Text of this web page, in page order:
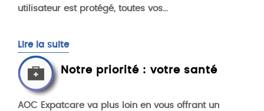
utilisateur est protégé, toutes vos...
Lire la suite
Notre priorité : votre santé
AOC Expatcare va plus loin en vous offrant un